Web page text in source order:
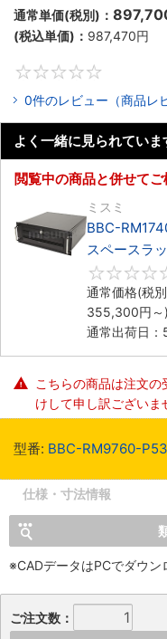
通常単価(税別)：
(税込単価)： 987,470円
0件のレビュー（商品レ
よく一緒に見られていま
閲覧中の商品と併せて
ミスミ
BBC-
スペースラ
3PCIe
通常価格(税別
355,300円 ～)
通常出荷日：
こちらの商品は注文
けして申し訳ございま
型番: BBC-RM9760-
仕様・寸法情報
※CADデータはPCでダウン
ご注文数：